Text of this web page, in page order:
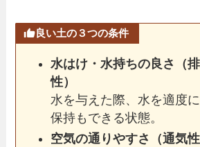
良い土の３つの条件
水はけ・水持ちの良さ（
性）
水を与えた際、水を適度
保持もできる状態。
空気の通りやすさ（通気性